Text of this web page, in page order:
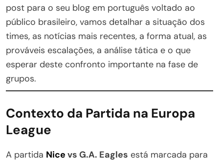
post para o seu blog em português voltado ao
público brasileiro, vamos detalhar a situação dos
times, as notícias mais recentes, a forma atual, as
prováveis escalações, a análise tática e o que
esperar deste confronto importante na fase de
grupos.
Contexto da Partida na Europa
League
A partida Nice vs G.A. Eagles está marcada para